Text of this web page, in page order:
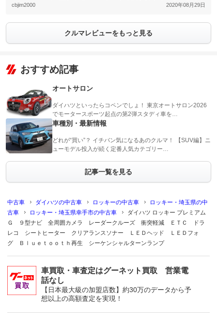
cbjim2000 2020年08月29日
クルマレビューをもっと見る
おすすめ記事
オートサロン
ダイハツといったらコペンでしょ！ 東京オートサロン2026
でモータースポーツ起点の第2弾スタディ車を…
車種別・最新情報
どれが“買い”？ イチバン気になるあのクルマ！ 【SUV編】ニ
ューモデル投入が続く定番人気カテゴリー…
記事一覧を見る
中古車 ダイハツの中古車 ロッキーの中古車
ロッキー・埼玉県の中
古車
ロッキー・埼玉県幸手市の中古車
ダイハツ ロッキー プレミアム
Ｇ ９型ナビ 全周囲カメラ レーダークルーズ 衝突軽減 ＥＴＣ ドラ
レコ シートヒーター クリアランスソナー ＬＥＤヘッド ＬＥＤフォ
グ Ｂｌｕｅｔｏｏｔｈ再生 シーケンシャルターンランプ
車買取・車査定はグーネット買取 営業電
話なし
【日本最大級の加盟店数】約30万のデータから予
想以上の高額査定を実現！